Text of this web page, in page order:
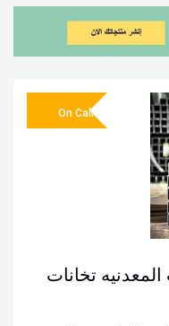
تخانات
On Call